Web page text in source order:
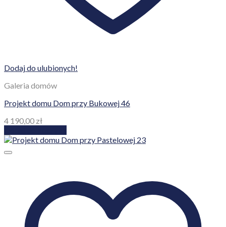
Dodaj do ulubionych!
Galeria domów
Projekt domu Dom przy Bukowej 46
4 190,00 zł